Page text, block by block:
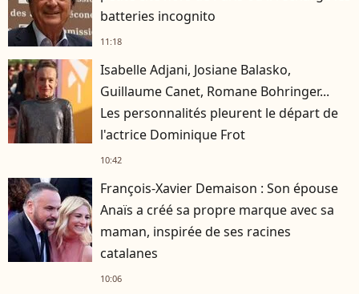
batteries incognito
11:18
Isabelle Adjani, Josiane Balasko,
Guillaume Canet, Romane Bohringer...
Les personnalités pleurent le départ de
l'actrice Dominique Frot
10:42
François-Xavier Demaison : Son épouse
Anaïs a créé sa propre marque avec sa
maman, inspirée de ses racines
catalanes
10:06